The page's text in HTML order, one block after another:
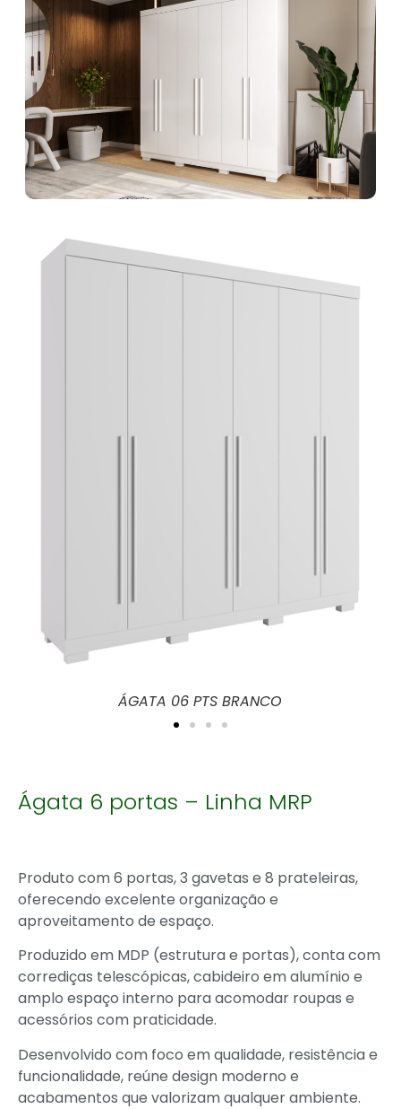
ÁGATA 06 PTS BRANCO
Ágata 6 portas – Linha MRP
Produto com 6 portas, 3 gavetas e 8 prateleiras,
oferecendo excelente organização e
aproveitamento de espaço.
Produzido em MDP (estrutura e portas), conta com
corrediças telescópicas, cabideiro em alumínio e
amplo espaço interno para acomodar roupas e
acessórios com praticidade.
Desenvolvido com foco em qualidade, resistência e
funcionalidade, reúne design moderno e
acabamentos que valorizam qualquer ambiente.